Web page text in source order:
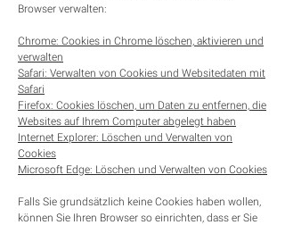
Browser verwalten:
Chrome: Cookies in Chrome löschen, aktivieren und
verwalten
Safari: Verwalten von Cookies und Websitedaten mit
Safari
Firefox: Cookies löschen, um Daten zu entfernen, die
Websites auf Ihrem Computer abgelegt haben
Internet Explorer: Löschen und Verwalten von
Cookies
Microsoft Edge: Löschen und Verwalten von Cookies
Falls Sie grundsätzlich keine Cookies haben wollen,
können Sie Ihren Browser so einrichten, dass er Sie